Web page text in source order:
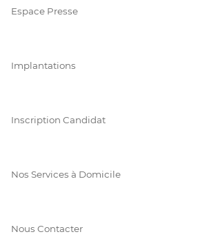
Espace Presse
Implantations
Inscription Candidat
Nos Services à Domicile
Nous Contacter